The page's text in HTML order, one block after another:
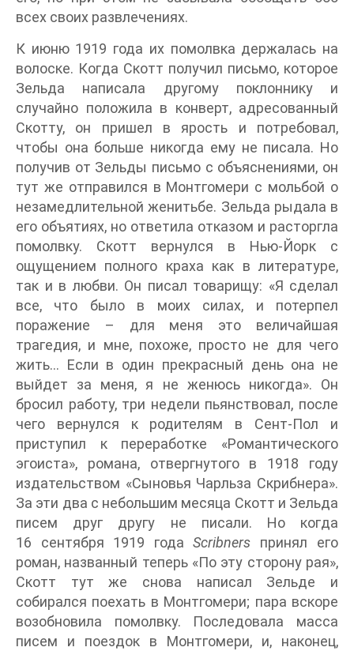
всех своих развлечениях.
К июню 1919 года их помолвка держалась на
волоске. Когда Скотт получил письмо, которое
Зельда написала другому поклоннику и
случайно положила в конверт, адресованный
Скотту, он пришел в ярость и потребовал,
чтобы она больше никогда ему не писала. Но
получив от Зельды письмо с объяснениями, он
тут же отправился в Монтгомери с мольбой о
незамедлительной женитьбе. Зельда рыдала в
его объятиях, но ответила отказом и расторгла
помолвку. Скотт вернулся в Нью-Йорк с
ощущением полного краха как в литературе,
так и в любви. Он писал товарищу: «Я сделал
все, что было в моих силах, и потерпел
поражение – для меня это величайшая
трагедия, и мне, похоже, просто не для чего
жить… Если в один прекрасный день она не
выйдет за меня, я не женюсь никогда». Он
бросил работу, три недели пьянствовал, после
чего вернулся к родителям в Сент-Пол и
приступил к переработке «Романтического
эгоиста», романа, отвергнутого в 1918 году
издательством «Сыновья Чарльза Скрибнера».
За эти два с небольшим месяца Скотт и Зельда
писем друг другу не писали. Но когда
16 сентября 1919 года Scribners принял его
роман, названный теперь «По эту сторону рая»,
Скотт тут же снова написал Зельде и
собирался поехать в Монтгомери; пара вскоре
возобновила помолвку. Последовала масса
писем и поездок в Монтгомери, и, наконец,